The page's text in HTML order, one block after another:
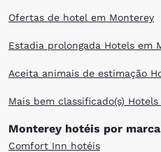
Ofertas de hotel em Monterey
Estadia prolongada Hotels em
Aceita animais de estimação
Mais bem classificado(s)
Monterey hotéis por marca
Comfort Inn hotéis